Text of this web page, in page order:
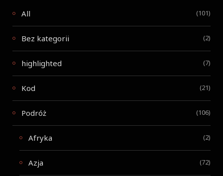
All (101)
Bez kategorii (2)
highlighted (7)
Kod (21)
Podróż (106)
Afryka (2)
Azja (72)